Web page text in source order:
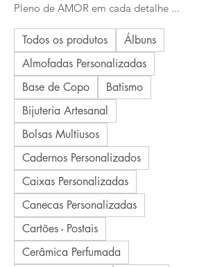
Pleno de AMOR em cada detalhe ...
Todos os produtos
Álbuns
Almofadas Personalizadas
Base de Copo
Batismo
Bijuteria Artesanal
Bolsas Multiusos
Cadernos Personalizados
Caixas Personalizadas
Canecas Personalizadas
Cartões - Postais
Cerâmica Perfumada